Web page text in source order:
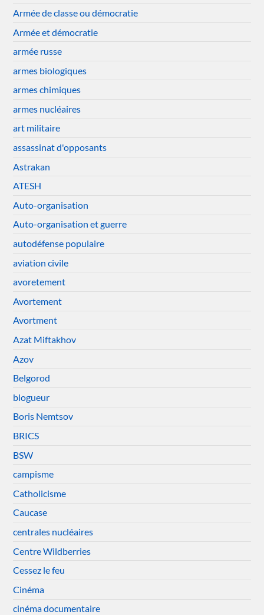
Armée de classe ou démocratie
Armée et démocratie
armée russe
armes biologiques
armes chimiques
armes nucléaires
art militaire
assassinat d'opposants
Astrakan
ATESH
Auto-organisation
Auto-organisation et guerre
autodéfense populaire
aviation civile
avoretement
Avortement
Avortment
Azat Miftakhov
Azov
Belgorod
blogueur
Boris Nemtsov
BRICS
BSW
campisme
Catholicisme
Caucase
centrales nucléaires
Centre Wildberries
Cessez le feu
Cinéma
cinéma documentaire